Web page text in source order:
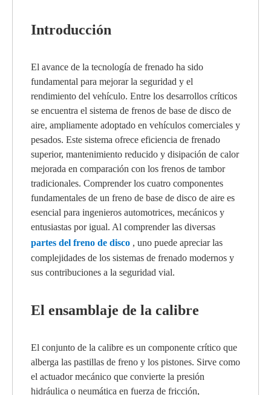
Introducción
El avance de la tecnología de frenado ha sido
fundamental para mejorar la seguridad y el
rendimiento del vehículo. Entre los desarrollos críticos
se encuentra el sistema de frenos de base de disco de
aire, ampliamente adoptado en vehículos comerciales y
pesados. Este sistema ofrece eficiencia de frenado
superior, mantenimiento reducido y disipación de calor
mejorada en comparación con los frenos de tambor
tradicionales. Comprender los cuatro componentes
fundamentales de un freno de base de disco de aire es
esencial para ingenieros automotrices, mecánicos y
entusiastas por igual. Al comprender las diversas
partes del freno de disco , uno puede apreciar las
complejidades de los sistemas de frenado modernos y
sus contribuciones a la seguridad vial.
El ensamblaje de la calibre
El conjunto de la calibre es un componente crítico que
alberga las pastillas de freno y los pistones. Sirve como
el actuador mecánico que convierte la presión
hidráulica o neumática en fuerza de fricción,